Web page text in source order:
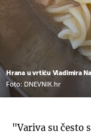
Hrana u vrtiću Vladimira
Foto: DNEVNIK.hr
"Variva su često